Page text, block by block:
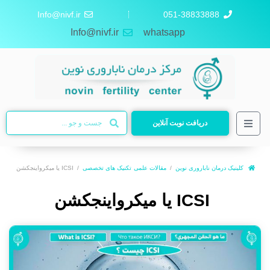
051-38833888
Info@nivf.ir
whatsapp
Info@nivf.ir
دریافت نوبت آنلاین
کلینیک درمان ناباروری نوین مقالات علمی تکنیک های تخصصی ICSI یا میکرواینجکشن
ICSI یا میکرواینجکشن